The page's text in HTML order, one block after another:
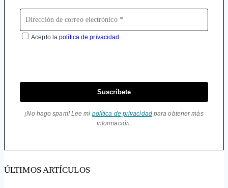
Acepto lapolítica de privacidad
Suscríbete
¡No hago spam! Lee mi política de privacidadpara obtener más
información.
ÚLTIMOS ARTÍCULOS